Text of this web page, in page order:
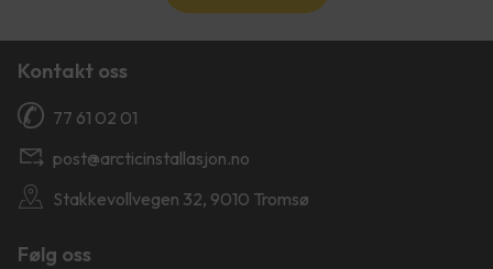
Kontakt oss
77 61 02 01
post@arcticinstallasjon.no
Stakkevollvegen 32, 9010 Tromsø
Følg oss